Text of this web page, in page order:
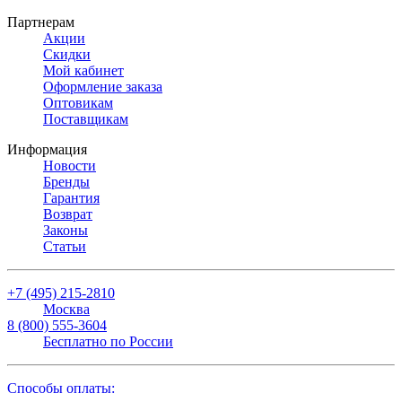
Партнерам
Акции
Скидки
Мой кабинет
Оформление заказа
Оптовикам
Поставщикам
Информация
Новости
Бренды
Гарантия
Возврат
Законы
Статьи
+7 (495) 215-2810
Москва
8 (800) 555-3604
Бесплатно по России
Способы оплаты: